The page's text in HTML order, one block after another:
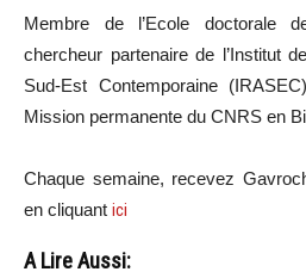
Membre de l’Ecole doctorale
chercheur partenaire de l’Institut
Sud-Est Contemporaine
Mission permanente du CNRS en
Chaque semaine, recevez
en cliquant ici
A Lire Aussi: